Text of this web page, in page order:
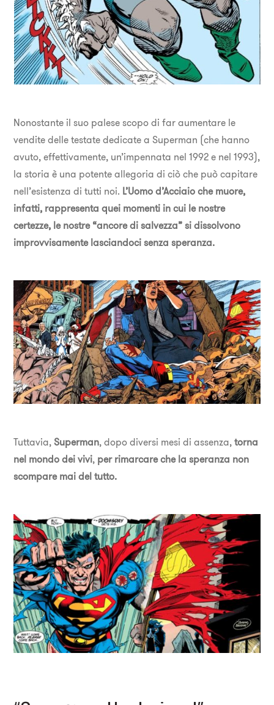
Nonostante il suo palese scopo di far aumentare le
vendite delle testate dedicate a Superman (che hanno
avuto, effettivamente, un’impennata nel 1992 e nel 1993),
la storia è una potente allegoria di ciò che può capitare
nell’esistenza di tutti noi. L’Uomo d’Acciaio che muore,
infatti, rappresenta quei momenti in cui le nostre
certezze, le nostre “ancore di salvezza” si dissolvono
improvvisamente lasciandoci senza speranza.
Tuttavia,Superman, dopo diversi mesi di assenza,torna
nel mondo dei vivi, per rimarcare che la speranza non
scompare mai del tutto.